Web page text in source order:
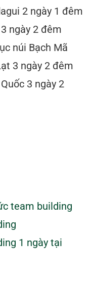
2 ngày 1 đêm
ngày 2 đêm
núi Bạch Mã
3 ngày 2 đêm
3 ngày 2
team building
1 ngày tại